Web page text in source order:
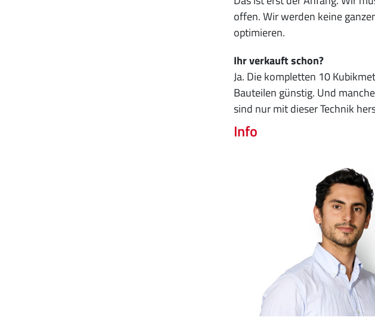
offen. Wir werden keine
optimieren.
Ihr verkauft schon?
Ja. Die kompletten 10
Bauteilen günstig. Und
sind nur mit dieser Technik
Info